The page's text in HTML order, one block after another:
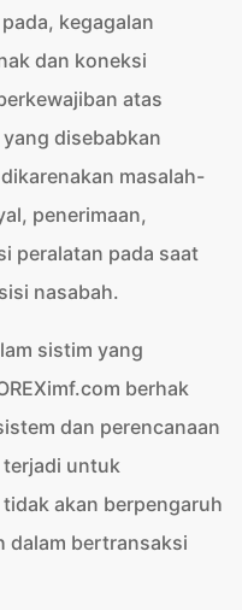
kegagalan
dan koneksi
atas
disebabkan
masalah-
penerimaan,
peralatan pada saat
nasabah.
sistim yang
berhak
dan perencanaan
untuk
akan berpengaruh
dalam bertransaksi